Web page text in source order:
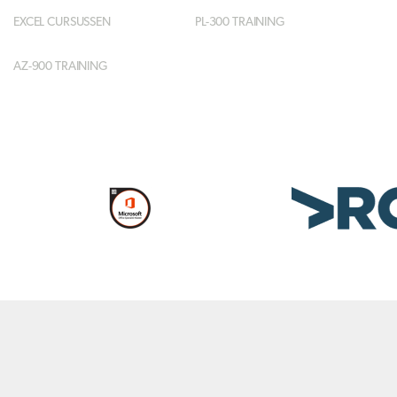
EXCEL CURSUSSEN PL-300 TRAINING
AZ-900 TRAINING